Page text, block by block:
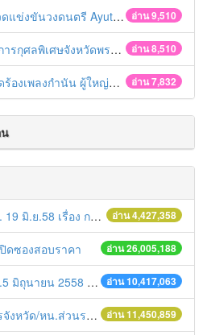
อ่าน 9,510
รี Ayutthaya battle of the bands
อ่าน 8,510
จังหวัดพระนครศรีอยุธยา 2560
อ่าน 7,832
พลงกำนัน ผู้ใหญ่บ้าน ฯลฯ
อ่าน 4,427,358
แก้ไขปัญหาหนี้สินให้แก่เกษตรกร
อ่าน 26,005,188
ดซองสอบราคา
อ่าน 10,417,063
งานต้นแบบในการจัดตั้งศูนย์ข้อมูลข่าวสารของราชการฯ ประจำปีงบประมาณ พ.ศ. 2558
อ่าน 11,450,859
รประจำเดือน มิถุนายน 2558